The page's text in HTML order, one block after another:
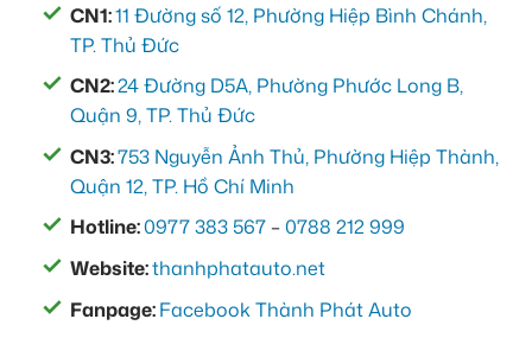
CN1:11 Đường số 12, Phường Hiệp Bình Chánh,
TP. Thủ Đức
CN2:24 Đường D5A, Phường Phước Long B,
Quận 9, TP. Thủ Đức
CN3:753 Nguyễn Ảnh Thủ, Phường Hiệp Thành,
Quận 12, TP. Hồ Chí Minh
Hotline:0977 383 567 –0788 212 999
Website:thanhphatauto.net
Fanpage:Facebook Thành Phát Auto